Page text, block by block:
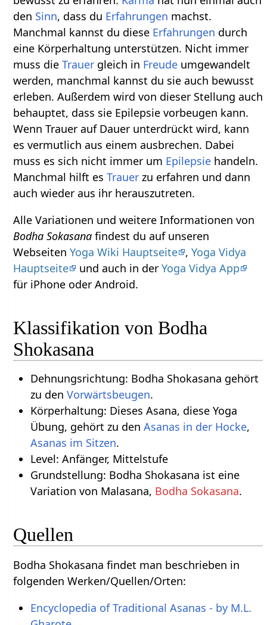
den Sinn, dass du Erfahrungen machst.
Manchmal kannst du diese Erfahrungen durch
eine Körperhaltung unterstützen. Nicht immer
muss dieTrauer gleich in Freude umgewandelt
werden, manchmal kannst du sie auch bewusst
erleben. Außerdem wird von dieser Stellung auch
behauptet, dass sie Epilepsie vorbeugen kann.
Wenn Trauer auf Dauer unterdrückt wird, kann
es vermutlich aus einem ausbrechen. Dabei
muss es sich nicht immer um Epilepsie handeln.
Manchmal hilft esTrauer zu erfahren und dann
auch wieder aus ihr herauszutreten.
Alle Variationen und weitere Informationen von
Bodha Sokasana findest du auf unseren
WebseitenYoga Wiki Hauptseite ,Yoga Vidya
Hauptseite
und auch in derYoga Vidya App
für iPhone oder Android.
Klassifikation von Bodha
Shokasana
Dehnungsrichtung: Bodha Shokasana gehört
zu den Vorwärtsbeugen.
Körperhaltung: Dieses Asana, diese Yoga
Übung, gehört zu den Asanas in der Hocke,
Asanas im Sitzen.
Level: Anfänger, Mittelstufe
Grundstellung: Bodha Shokasana ist eine
Variation von Malasana, Bodha Sokasana.
Quellen
Bodha Shokasana findet man beschrieben in
folgenden Werken/Quellen/Orten:
Encyclopedia of Traditional Asanas - by M.L.